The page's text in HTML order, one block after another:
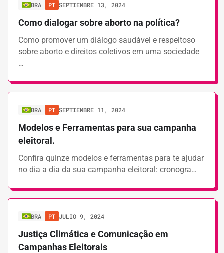
BRA PT SEPTIEMBRE 13, 2024
Como dialogar sobre aborto na política?
Como promover um diálogo saudável e respeitoso
sobre aborto e direitos coletivos em uma sociedade
…
BRA PT SEPTIEMBRE 11, 2024
Modelos e Ferramentas para sua campanha
eleitoral.
Confira quinze modelos e ferramentas para te ajudar
no dia a dia da sua campanha eleitoral: cronogra…
BRA PT JULIO 9, 2024
Justiça Climática e Comunicação em
Campanhas Eleitorais